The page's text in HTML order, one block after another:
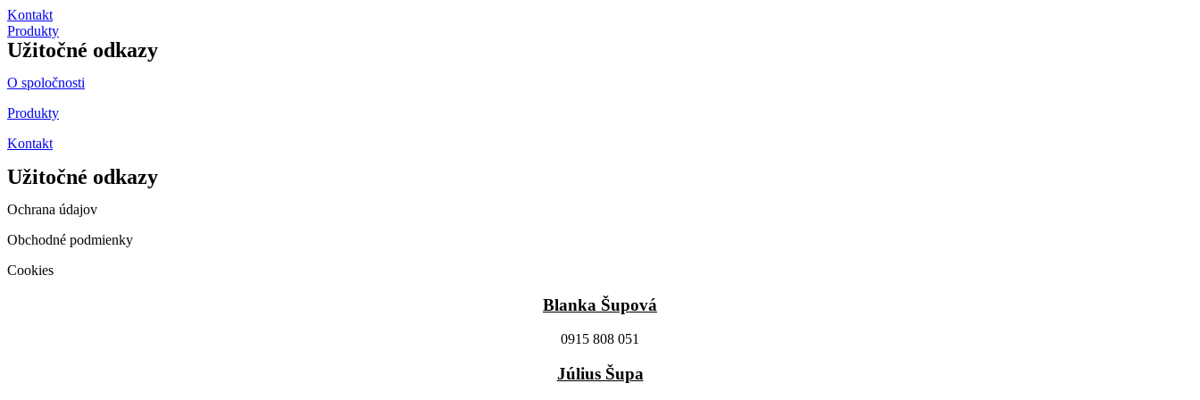
Kontakt
Produkty
Užitočné odkazy
O spoločnosti
Produkty
Kontakt
Užitočné odkazy
Ochrana údajov
Obchodné podmienky
Cookies
Blanka Šupová
0915 808 051
Július Šupa